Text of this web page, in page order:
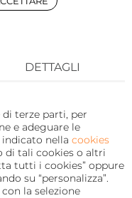
terze parti, per
e adeguare le
nella cookies
di tali cookies o altri
tutti i cookies” oppure
su “personalizza”.
la selezione
DETTAGLI
e tanti
in